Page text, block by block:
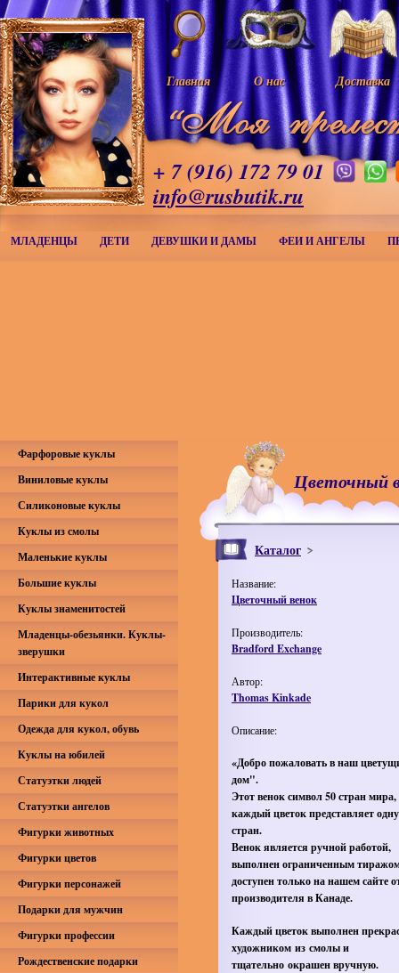
Главная О нас Доставка
+ 7 (916) 172 79 01
info@rusbutik.ru
МЛАДЕНЦЫ ДЕТИ ДЕВУШКИ И ДАМЫ ФЕИ И АНГЕЛЫ
Цветочный
Каталог
Название:
Цветочный венок
Производитель:
Bradford Exchange
Автор:
Thomas Kinkade
Описание:
«Добро пожаловать в наш
дом".
Этот венок символ 50 стран мира,
каждый цветок представляет
стран.
Венок является ручной работой,
выполнен ограниченным
доступен только на нашем сайте
производителя в Канаде.
Каждый цветок выполнен
художником из смолы и
тщательно окрашен вручную.
Фарфоровые куклы
Виниловые куклы
Силиконовые куклы
Куклы из смолы
Маленькие куклы
Большие куклы
Куклы знаменитостей
Младенцы-обезьянки. Куклы-
зверушки
Интерактивные куклы
Парики для кукол
Одежда для кукол, обувь
Куклы на юбилей
Статуэтки людей
Статуэтки ангелов
Фигурки животных
Фигурки цветов
Фигурки персонажей
Подарки для мужчин
Фигурки профессии
Рождественские подарки